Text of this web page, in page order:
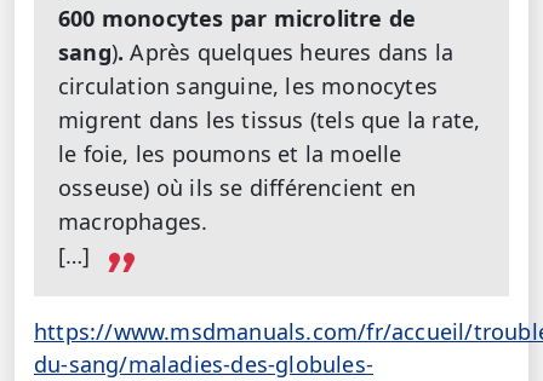
600 monocytes par microlitre de
sang). Après quelques heures dans la
circulation sanguine, les monocytes
migrent dans les tissus (tels que la rate,
le foie, les poumons et la moelle
osseuse) où ils se différencient en
macrophages.
[…]
https://www.msdmanuals.com/fr/accueil/
du-sang/maladies-des-globules-